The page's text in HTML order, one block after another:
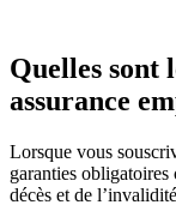
Quelles sont
assurance
Lorsque vous
garanties
décès et de